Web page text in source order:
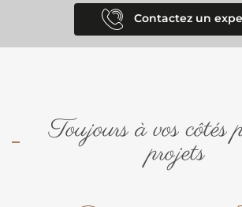
Contactez un
Toujours à vos côtés
projets